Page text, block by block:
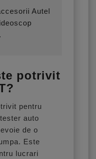
Autel
potrivit
pentru
auto
de o
Este
lucrari